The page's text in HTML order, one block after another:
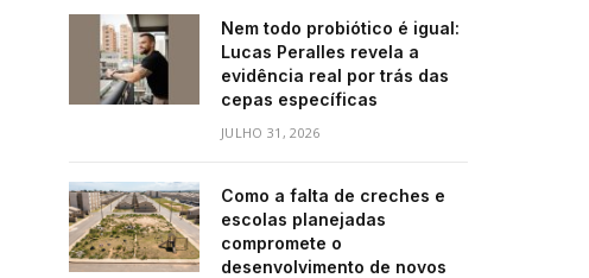
Nem todo probiótico é igual:
Lucas Peralles revela a
evidência real por trás das
cepas específicas
JULHO 31, 2026
Como a falta de creches e
escolas planejadas
compromete o
desenvolvimento de novos